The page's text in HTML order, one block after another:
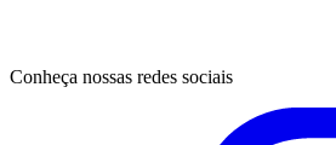
Conheça nossas redes sociais